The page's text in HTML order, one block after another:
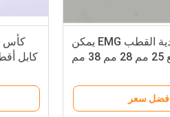
أقطاب إبرة أحادية القطب EMG يمكن
التخلص منها مع 25 مم 28 مم 38 مم
افضل سعر